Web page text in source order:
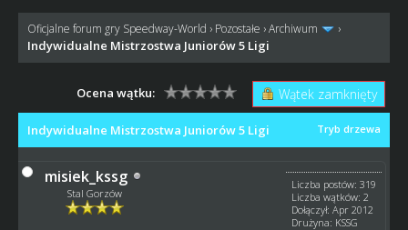
Oficjalne forum gry Speedway-World › Pozostałe ›Archiwum ›
Indywidualne Mistrzostwa Juniorów 5 Ligi
Wątek zamknięty
Ocena wątku:
Tryb drzewa
Indywidualne Mistrzostwa Juniorów 5 Ligi
misiek_kssg
Stal Gorzów
Liczba postów: 319
Liczba wątków: 2
Dołączył: Apr 2012
Drużyna: KSSG